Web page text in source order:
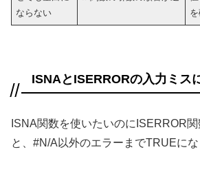
ならない
ISNAとISERRORの入力ミス
ISNA関数を使いたいのにISERROR
と、#N/A以外のエラーまでTRUEにな